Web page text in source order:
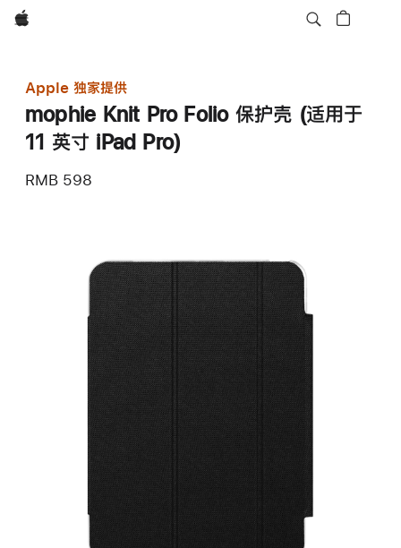
Apple
Apple 独家提供
mophie Knit Pro Folio 保护壳 (适用于
11 英寸 iPad Pro)
RMB 598